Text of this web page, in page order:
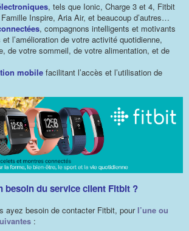
, tels que Ionic, Charge 3 et 4, Fitbit
Inspire, Aria Air, et beaucoup d’autres…
, compagnons intelligents et motivants
l’amélioration de votre activité quotidienne,
de votre sommeil, de votre alimentation, et de
mobile facilitant l’accès et l’utilisation de
besoin du service client Fitbit ?
ayez besoin de contacter Fitbit, pour l’une ou
: